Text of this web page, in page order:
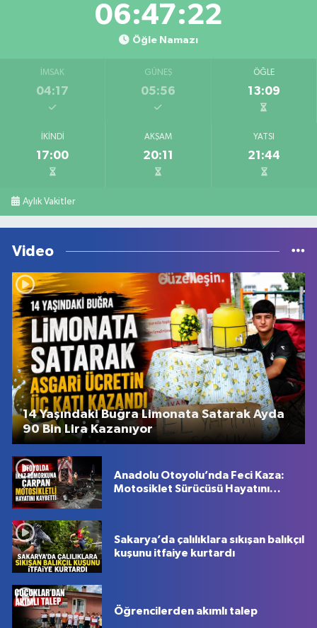
06:47:22
Öğle Namazı
İMSAK
04:17
GÜNEŞ
05:56
ÖĞLE
13:09
İKINDI
17:00
AKŞAM
20:11
YATSI
21:44
Aylık Vakitler
Video
14 Yaşındaki Buğra Limonata Satarak Ayda
90 Bin Lira Kazanıyor
Anadolu Otoyolu’nda Feci Kaza:
Motosiklet Sürücüsü Hayatını
Sakarya’da çalılıklara sıkışan balıkçıl
kuşunu itfaiye kurtardı
Öğrencilerden akımlı talep